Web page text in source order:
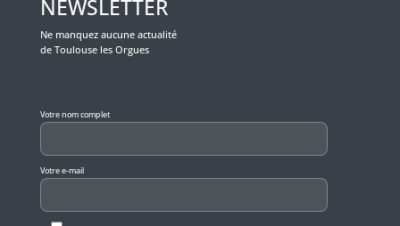
NEWSLETTER
Ne manquez aucune actualité
de Toulouse les Orgues
Votre nom complet
Votre e-mail